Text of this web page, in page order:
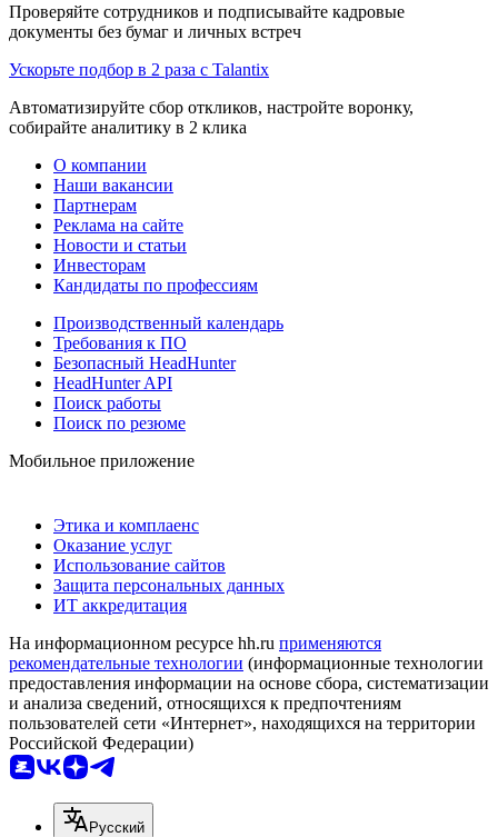
Проверяйте сотрудников и подписывайте кадровые
документы без бумаг и личных встреч
Ускорьте подбор в 2 раза с Talantix
Автоматизируйте сбор откликов, настройте воронку,
собирайте аналитику в 2 клика
О компании
Наши вакансии
Партнерам
Реклама на сайте
Новости и статьи
Инвесторам
Кандидаты по профессиям
Производственный календарь
Требования к ПО
Безопасный HeadHunter
HeadHunter API
Поиск работы
Поиск по резюме
Мобильное приложение
Этика и комплаенс
Оказание услуг
Использование сайтов
Защита персональных данных
ИТ аккредитация
На информационном ресурсе hh.ru применяются
рекомендательные технологии (информационные технологии
предоставления информации на основе сбора, систематизации
и анализа сведений, относящихся к предпочтениям
пользователей сети «Интернет», находящихся на территории
Российской Федерации)
Русский